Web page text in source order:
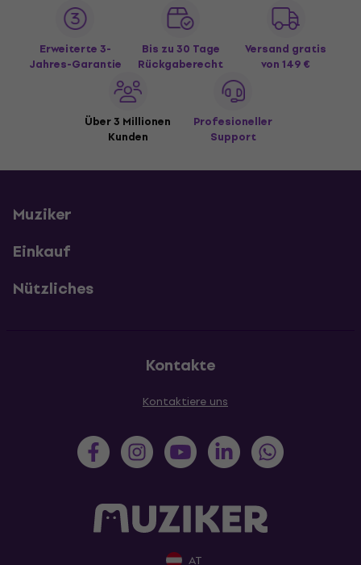
Erweiterte 3-
Jahres-Garantie
Bis zu 30 Tage
Rückgaberecht
Versand gratis
von 149 €
Über 3 Millionen
Kunden
Profesioneller
Support
Muziker
Einkauf
Nützliches
Kontakte
Kontaktiere uns
AT